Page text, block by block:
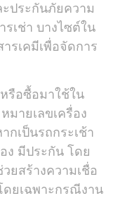
ประกันภัยความ
เช่า บางไซต์ใน
รเคมีเพื่อจัดการ
รือซื้อมาใช้ใน
มายเลขเครื่อง
กเป็นรถกระเช้า
ง มีประกัน โดย
ยสร้างความเชื่อ
ยเฉพาะกรณีงาน